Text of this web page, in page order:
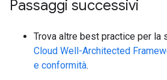
Passaggi successivi
Trova altre best practice per la
Cloud Well-Architected
e conformità.